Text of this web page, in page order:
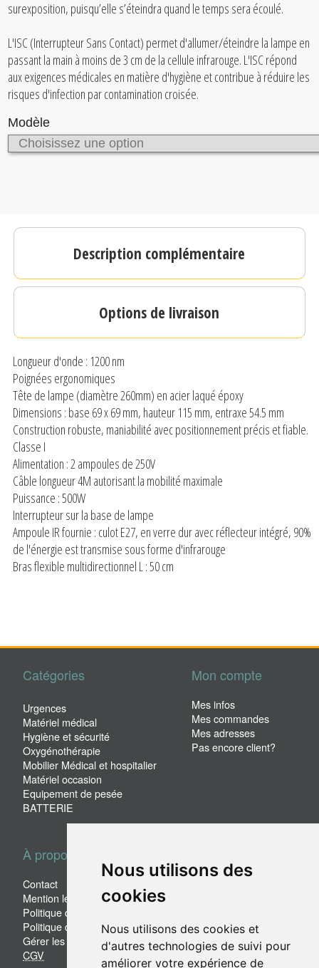
Nous utilisons des
cookies
Nous utilisons des cookies et
d'autres technologies de suivi pour
améliorer votre expérience de
surexposition, puisqu’elle s’éteindra quand le temps sera écoulé.
L'ISC (Interrupteur Sans Contact) permet d'allumer/éteindre la lampe en
passant la main à moins de 3 cm de la cellule infrarouge. L'ISC répond
aux exigences médicales en matière d'hygiène et contribue à réduire les
risques d'infection par contamination croisée.
Modèle
Description complémentaire
Options de livraison
Longueur d'onde : 1200 nm
Poignées ergonomiques
Tête de lampe (diamètre 260mm) en acier laqué époxy
Dimensions : base 69 x 69 mm, hauteur 115 mm, entraxe 54.5 mm
Construction robuste, maniabilité avec positionnement précis et fiable.
Classe I
Alimentation : 2 ampoules de 250V
Câble longueur 4M autorisant la mobilité maximale
Puissance : 500W
Interrupteur sur la base de lampe
Ampoule IR fournie : culot E27, en verre dur avec réflecteur intégré, 90%
de l'énergie est transmise sous forme d'infrarouge
Bras flexible multidirectionnel L : 50 cm
Catégories
Urgences
Matériel médical
Hygiène et sécurité
Oxygénothérapie
Mobilier Médical et hospitalier
Matériel occasion
Equipement de pesée
BATTERIE
Mon compte
Mes infos
Mes commandes
Mes adresses
Pas encore client?
À propos
Contact
Mention légales
Politique de confidentialité
Politique des cookies
Gérer les cookies
CGV